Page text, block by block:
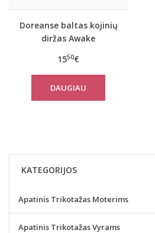
Doreanse baltas kojinių
diržas Awake
1550€
DAUGIAU
KATEGORIJOS
Apatinis Trikotažas Moterims
Apatinis Trikotažas Vyrams